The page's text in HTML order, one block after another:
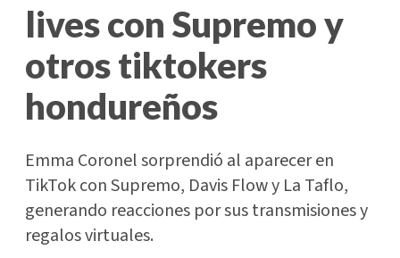
lives con Supremo y
otros tiktokers
hondureños
Emma Coronel sorprendió al aparecer en
TikTok con Supremo, Davis Flow y La Taflo,
generando reacciones por sus transmisiones y
regalos virtuales.